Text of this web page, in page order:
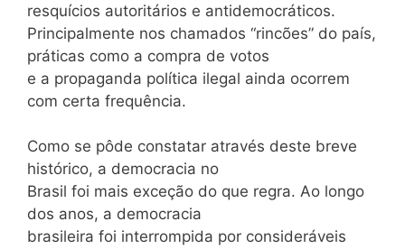
resquícios autoritários e antidemocráticos.
Principalmente nos chamados “rincões” do país,
práticas como a compra de votos
e a propaganda política ilegal ainda ocorrem
com certa frequência.
Como se pôde constatar através deste breve
histórico, a democracia no
Brasil foi mais exceção do que regra. Ao longo
dos anos, a democracia
brasileira foi interrompida por consideráveis